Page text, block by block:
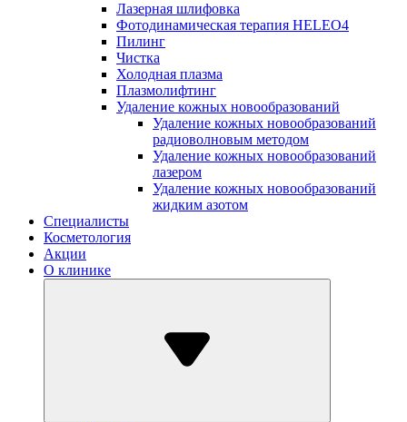
Лазерная шлифовка
Фотодинамическая терапия HELEO4
Пилинг
Чистка
Холодная плазма
Плазмолифтинг
Удаление кожных новообразований
Удаление кожных новообразований
радиоволновым методом
Удаление кожных новообразований
лазером
Удаление кожных новообразований
жидким азотом
Специалисты
Косметология
Акции
О клинике